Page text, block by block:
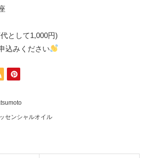
として1,000円)
込みください
センシャルオイル